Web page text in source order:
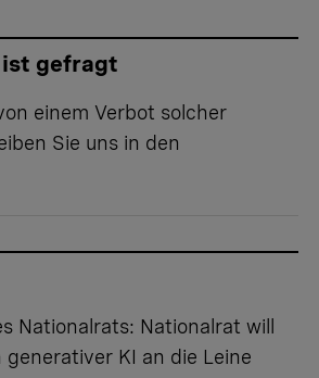
ist gefragt
einem Verbot solcher
Sie uns in den
Nationalrats: Nationalrat will
KI an die Leine